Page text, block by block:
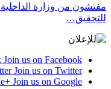
مفتشون من وزارة
للتحقيق…
Join us on Facebook
Join us on Twitter
Join us on Google